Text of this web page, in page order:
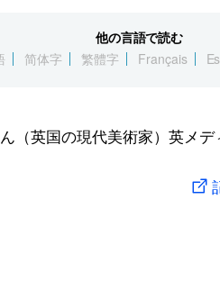
他の言語で読む
简体字 繁體字 Français
（英国の現代美術家）英メ